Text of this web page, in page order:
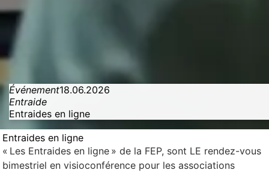
Événement18.06.2026
Entraide
Entraides en ligne
Entraides en ligne
« Les Entraides en ligne » de la FEP, sont LE rendez-vous
bimestriel en visioconférence pour les associations